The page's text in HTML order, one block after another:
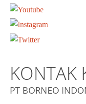
KONTAK
PT BORNEO